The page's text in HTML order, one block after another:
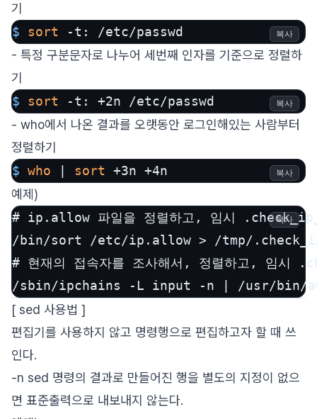
기
$ sort -t: /etc/passwd 복사
- 특정 구분문자로 나누어 세번째 인자를 기준으로 정렬하
기
$ sort -t: +2n /etc/passwd 복사
- who에서 나온 결과를 오랫동안 로그인해있는 사람부터
정렬하기
$ who sort +3n +4n 복사
예제)
# ip.allow 파일을 정렬하고, 임시
/bin/sort /etc/ip.allow > /tmp/
# 현재의 접속자를 조사해서, 정렬하고, 임
/sbin/ipchains -L input -n | /usr/bin/
복사
[ sed 사용법 ]
편집기를 사용하지 않고 명령행으로 편집하고자 할 때 쓰
인다.
-n sed 명령의 결과로 만들어진 행을 별도의 지정이 없으
면 표준출력으로 내보내지 않는다.